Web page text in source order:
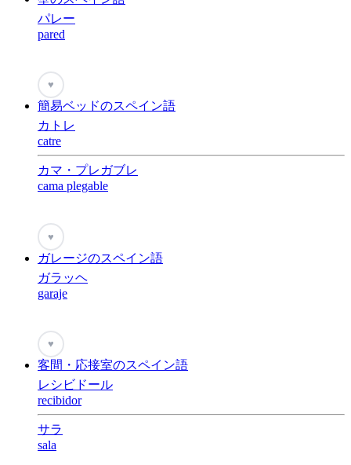
パレー
pared
♥
簡易ベッドのスペイン語
カトレ
catre
カマ・プレガブレ
cama plegable
♥
ガレージのスペイン語
ガラッヘ
garaje
♥
客間・応接室のスペイン語
レシビドール
recibidor
サラ
sala